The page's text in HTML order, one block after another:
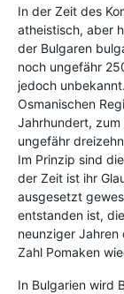
In der Zeit des
atheistisch, aber
der Bulgaren
noch ungefähr
jedoch
Osmanischen
Jahrhundert, zum
ungefähr
Im Prinzip sind
der Zeit ist ihr
ausgesetzt
entstanden ist,
neunziger
Zahl Pomaken
In Bulgarien wird